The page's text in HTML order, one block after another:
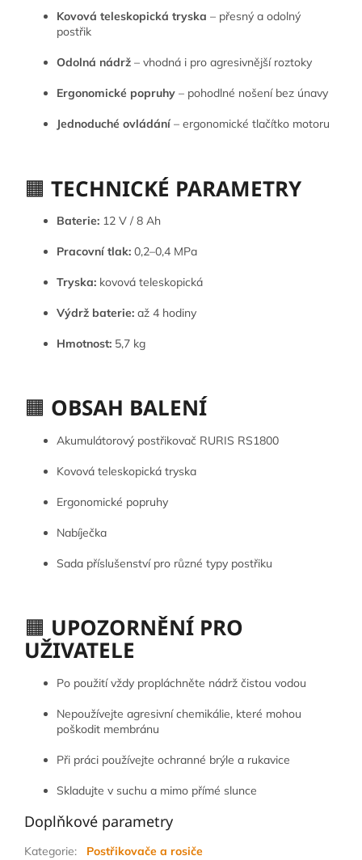
Kovová teleskopická tryska – přesný a odolný
postřik
Odolná nádrž – vhodná i pro agresivnější roztoky
Ergonomické popruhy – pohodlné nošení bez únavy
Jednoduché ovládání – ergonomické tlačítko motoru
🟧 TECHNICKÉ PARAMETRY
Baterie: 12 V / 8 Ah
Pracovní tlak: 0,2–0,4 MPa
Tryska: kovová teleskopická
Výdrž baterie: až 4 hodiny
Hmotnost: 5,7 kg
🟧 OBSAH BALENÍ
Akumulátorový postřikovač RURIS RS1800
Kovová teleskopická tryska
Ergonomické popruhy
Nabíječka
Sada příslušenství pro různé typy postřiku
🟧 UPOZORNĚNÍ PRO
UŽIVATELE
Po použití vždy propláchněte nádrž čistou vodou
Nepoužívejte agresivní chemikálie, které mohou
poškodit membránu
Při práci používejte ochranné brýle a rukavice
Skladujte v suchu a mimo přímé slunce
Doplňkové parametry
Kategorie:
Postřikovače a rosiče